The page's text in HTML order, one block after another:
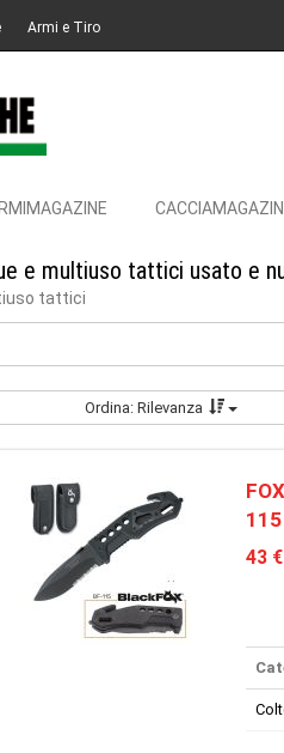
Armi e Tiro
e multiuso tattici usato e
tattici
Ordina: Rilevanza
115
43 €